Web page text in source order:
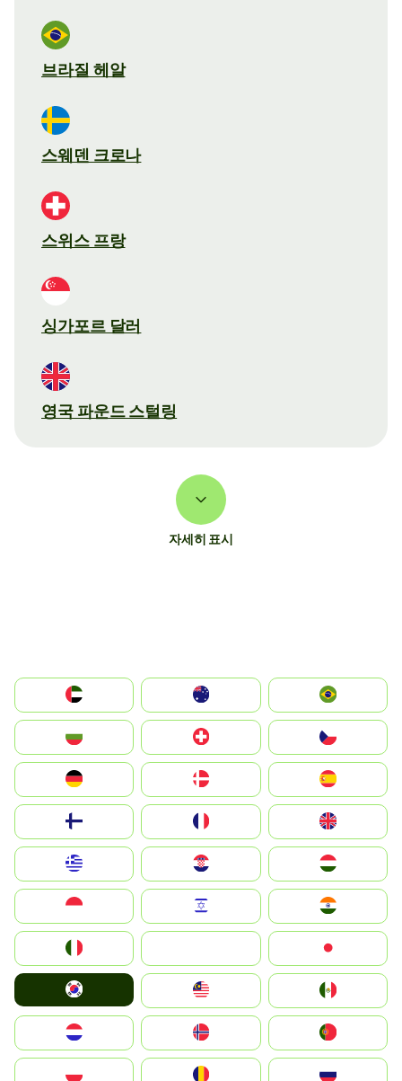
브라질 헤알
스웨덴 크로나
스위스 프랑
싱가포르 달러
영국 파운드 스털링
자세히 표시
الإمارات العربية المتحدة
Switzerland
Deutschland
United Kingdom
Magyarország
South Korea